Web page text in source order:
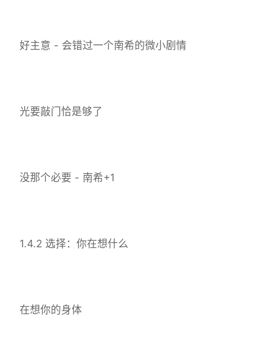
好主意 - 会错过一个南希的微小剧情
光要敲门恰是够了
没那个必要 - 南希+1
1.4.2 选择：你在想什么
在想你的身体